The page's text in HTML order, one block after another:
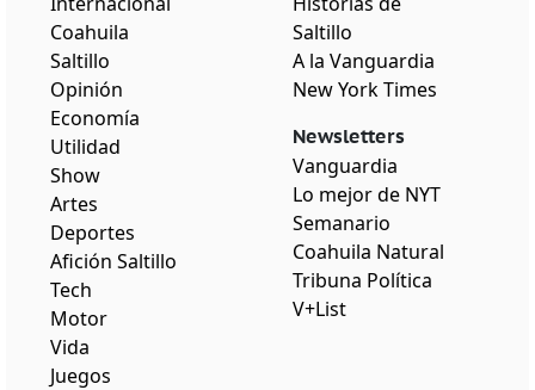
Coahuila
Saltillo
Opinión
Economía
Utilidad
Show
Artes
Deportes
Afición Saltillo
Tech
Motor
Vida
Juegos
Saltillo
A la Vanguardia
New York Times
Newsletters
Vanguardia
Lo mejor de NYT
Semanario
Coahuila Natural
Tribuna Política
V+List